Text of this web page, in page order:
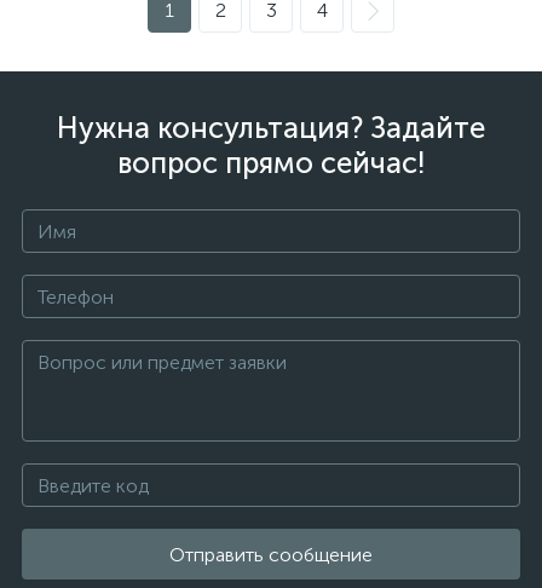
1 2 3 4
Нужна консультация? Задайте
вопрос прямо сейчас!
Отправить сообщение